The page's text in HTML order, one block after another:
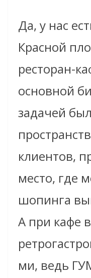
Да, у нас
Красной
ресторан-
основной
задачей
клиентов,
место, где
шопинга
А при кафе
ми, ведь